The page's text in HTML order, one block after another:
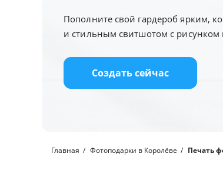
Пополните свой гардероб ярким,
и стильным свитшотом с рисунком
Создать сейчас
Главная Фотоподарки в Королёве Печать